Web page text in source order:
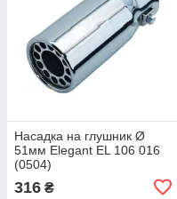
Насадка на глушник Ø
51мм Elegant EL 106 016
(0504)
316 ₴